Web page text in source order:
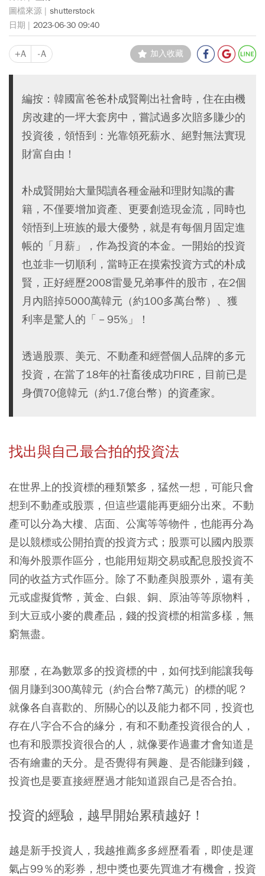
shutterstock
2023-06-30 09:40
+A -A 加入收藏
編按：韓國富爸爸朴成賢剛出社會時，住在由機
房改建的一坪大套房中，嘗試過多次賠多賺少的
投資後，領悟到：光靠領死薪水、絕對無法實現
財富自由！
朴成賢開始大量閱讀各種金融和理財知識的書
籍，不僅要增加資產、更要創造現金流，同時也
領悟到上班族的最大優勢，就是有每個月固定進
帳的「月薪」，作為投資的本金。一開始的投資
也並非一切順利，當時正在摸索投資方式的朴成
賢，正好經歷2008雷曼兄弟事件的股市，在2個
月內賠掉5000萬韓元（約100多萬台幣）、獲
利率是驚人的「－95%」！
透過股票、美元、不動產和經營個人品牌的多元
投資，在當了18年的社畜後成功FIRE，目前已是
身價70億韓元（約1.7億台幣）的資產家。
找出與自己最合拍的投資法
在世界上的投資標的種類繁多，猛然一想，可能只會
想到不動產或股票，但這些還能再更細分出來。不動
產可以分為大樓、店面、公寓等等物件，也能再分為
是以競標或公開拍賣的投資方式；股票可以國內股票
和海外股票作區分，也能用短期交易或配息股投資不
同的收益方式作區分。除了不動產與股票外，還有美
元或虛擬貨幣，黃金、白銀、銅、原油等等原物料，
到大豆或小麥的農產品，錢的投資標的相當多樣，無
窮無盡。
那麼，在為數眾多的投資標的中，如何找到能讓我每
個月賺到300萬韓元（約合台幣7萬元）的標的呢？
就像各自喜歡的、所關心的以及能力都不同，投資也
存在八字合不合的緣分，有和不動產投資很合的人，
也有和股票投資很合的人，就像要作過畫才會知道是
否有繪畫的天分。是否覺得有興趣、是否能賺到錢，
投資也是要直接經歷過才能知道跟自己是否合拍。
投資的經驗，越早開始累積越好！
越是新手投資人，我越推薦多多經歷看看，即使是運
氣占99％的彩券，想中獎也要先買進才有機會，投資